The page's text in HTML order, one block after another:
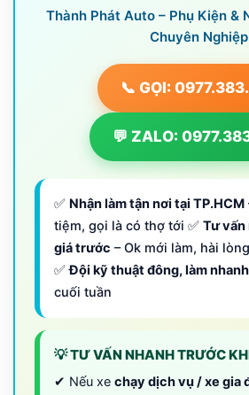
Thành Phát Auto – Phụ Kiện &
Chuyên Nghiệp
📞 GỌI:
💬 ZALO:
✅ Nhận làm tận nơi tại TP.HCM
tiệm, gọi là có thợ tới ✅ Tư vấn
giá trước – Ok mới làm, hài
✅Đội kỹ thuật đông, làm
cuối tuần
💡 TƯ VẤN NHANH TRƯỚC
✔ Nếu xe chạy dịch vụ / xe gia